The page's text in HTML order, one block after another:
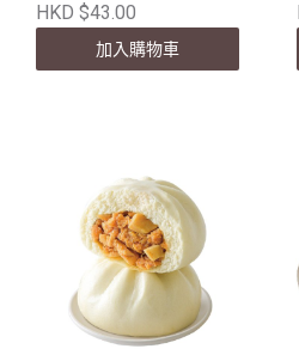
HKD $43.00
加入購物車